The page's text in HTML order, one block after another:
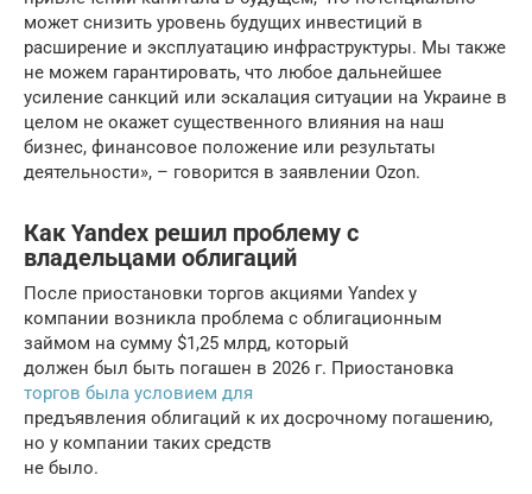
может снизить уровень будущих инвестиций в
расширение и эксплуатацию инфраструктуры. Мы также
не можем гарантировать, что любое дальнейшее
усиление санкций или эскалация ситуации на Украине в
целом не окажет существенного влияния на наш
бизнес, финансовое положение или результаты
деятельности», – говорится в заявлении Ozon.
Как Yandex решил проблему с
владельцами облигаций
После приостановки торгов акциями Yandex у
компании возникла проблема с облигационным
займом на сумму $1,25 млрд, который
должен был быть погашен в 2026 г. Приостановка
торгов была условием для
предъявления облигаций к их досрочному погашению,
но у компании таких средств
не было.